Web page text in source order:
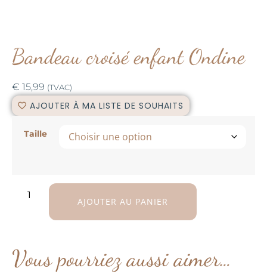
Bandeau croisé enfant Ondine
€ 15,99 (TVAC)
AJOUTER À MA LISTE DE SOUHAITS
Taille
AJOUTER AU PANIER
Vous pourriez aussi aimer…